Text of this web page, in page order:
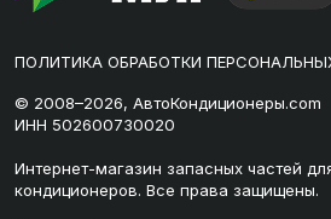
ПОЛИТИКА ОБРАБОТКИ
© 2008–2026, АвтоКондиционеры.com
ИНН 502600730020
Интернет-магазин запасных частей
кондиционеров. Все права защищены.